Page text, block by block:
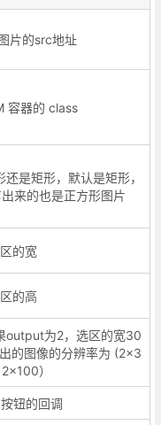
片的src地址
容器的 class
是矩形，默认是矩形，
来的也是正方形图片
的宽
的高
output为2，选区的宽30
的图像的分辨率为 (2×3
）
钮的回调